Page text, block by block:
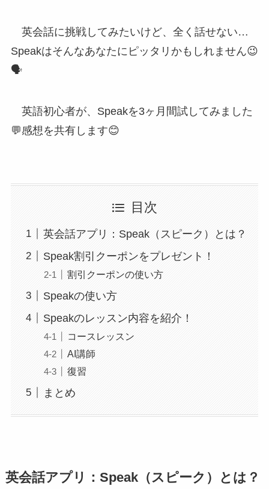
英会話に挑戦してみたいけど、全く話せない…
Speakはそんなあなたにピッタリかもしれません😉
🗣️
英語初心者が、Speakを3ヶ月間試してみました
💬感想を共有します😊
目次
英会話アプリ：Speak（スピーク）とは？
Speak割引クーポンをプレゼント！
割引クーポンの使い方
Speakの使い方
Speakのレッスン内容を紹介！
コースレッスン
AI講師
復習
まとめ
英会話アプリ：Speak（スピーク）とは？